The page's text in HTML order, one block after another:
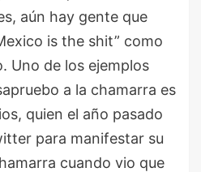
aún hay gente que
is the shit” como
Uno de los ejemplos
a la chamarra es
quien el año pasado
para manifestar su
cuando vio que